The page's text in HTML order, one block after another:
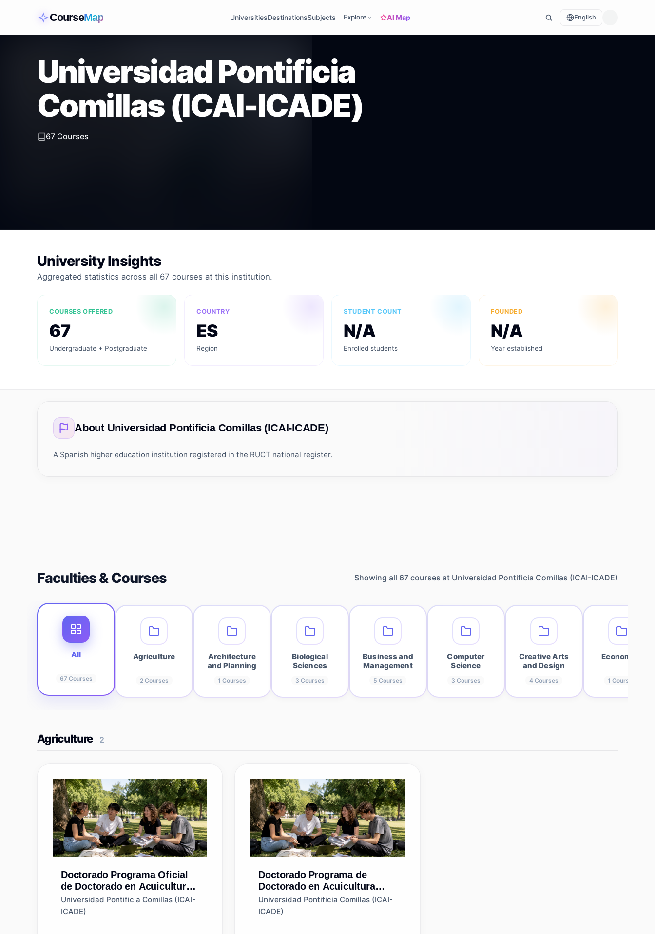
CourseMap UniversitiesDestinationsSubjects Explore AI Map English
Universidad Pontificia
Comillas (ICAI-ICADE)
67 Courses
University Insights
Aggregated statistics across all 67 courses at this institution.
COURSES OFFERED
67
Undergraduate + Postgraduate
COUNTRY
ES
Region
STUDENT COUNT
N/A
Enrolled students
FOUNDED
N/A
Year established
About Universidad Pontificia Comillas (ICAI-ICADE)
A Spanish higher education institution registered in the RUCT national register.
Faculties & Courses Showing all 67 courses at Universidad Pontificia Comillas (ICAI-ICADE)
All
67Courses
Agriculture
2Courses
Architecture
and Planning
1 Courses
Biological
Sciences
3 Courses
Business and
Management
5 Courses
Computer
Science
3 Courses
Creative Arts
and Design
4 Courses
Economics
1 Courses
Agriculture 2
Doctorado Programa Oficial
de Doctorado en Acuicultura:
Producción Controlada de
Animales Acuáticos
Universidad Pontificia Comillas (ICAI-
ICADE)
Doctorado Programa de
Doctorado en Acuicultura
Sostenible y Ecosistemas
Marinos
Universidad Pontificia Comillas (ICAI-
ICADE)